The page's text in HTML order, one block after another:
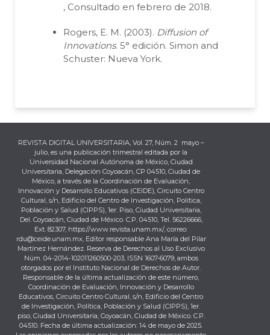
, Consultado en febrero de 2018.
Rogers, E. M. (2003). Diffusion of
Innovations. 5° edición. Simon and
Schuster: Nueva York.
REVISTA DIGITAL UNIVERSITARIA, Vol. 27, Núm. 2 mayo –
julio, es una publicación trimestral editada por la
Universidad Nacional Autónoma de México, Ciudad
Universitaria, Delegación Coyoacán, CP 04510, Ciudad de
México, a través de la Coordinación de Evaluación,
Innovación y Desarrollo Educativos (CEIDE), Circuito Centro
Cultural, s/n, Edificio del Centro de Investigación, Política,
Población y Salud (CIPPS), 1er. Piso, Ciudad Universitaria,
Del. Coyoacán, Ciudad de México. C.P. 04510, Tel. 56226666,
Ext. 82307, https://www.revista.unam.mx/, correo:
rdu@ceide.unam.mx, Editor responsable Ana María del Pilar
Martínez Hernández. Reserva de Derechos al Uso Exclusivo
Núm. 04-2014-102011260500-203, ISSN 1607-6079, ambos
otorgados por el Instituto Nacional de Derechos de Autor.
Responsable de la última actualización de este número,
Coordinación de Evaluación, Innovación y Desarrollo
Educativos, Circuito Centro Cultural, s/n, Edificio del Centro
de Investigación, Política, Población y Salud (CIPPS), 1er.
piso, Ciudad Universitaria, Coyoacán, Ciudad de México. C.P.
04510. Fecha de última actualización: 14 de mayo de 2025.